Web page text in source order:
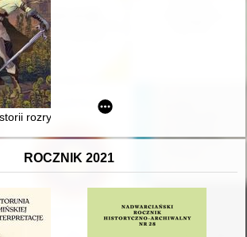
rozrywki : Słowianie i fantastyka
ROCZNIK 2021